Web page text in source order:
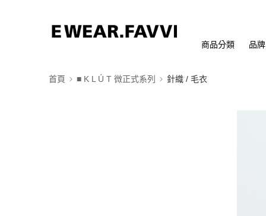
商品分類 品牌
首頁 ■ K L Ú T 微正式系列 針織 / 毛衣